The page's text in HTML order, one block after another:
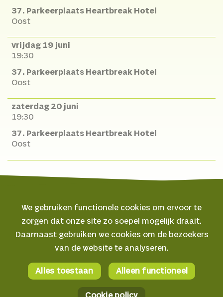
37. Parkeerplaats Heartbreak Hotel
Oost
vrijdag 19 juni
19:30
37. Parkeerplaats Heartbreak Hotel
Oost
zaterdag 20 juni
19:30
37. Parkeerplaats Heartbreak Hotel
Oost
© 2026 Oerol
Algemene voorwaarden
Privacyverklaring
Facebook
We gebruiken functionele cookies om ervoor te
zorgen dat onze site zo soepel mogelijk draait.
Daarnaast gebruiken we cookies om de bezoekers
van de website te analyseren.
Alles toestaan Alleen functioneel